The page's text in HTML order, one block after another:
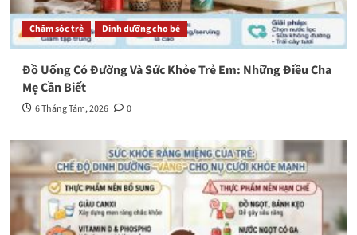
Chăm sóc trẻ Dinh dưỡng cho bé
Đồ Uống Có Đường Và Sức Khỏe Trẻ Em: Những Điều Cha
Mẹ Cần Biết
6 Tháng Tám, 2026 0